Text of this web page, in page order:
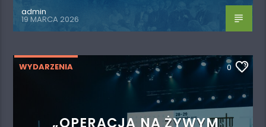
admin
19 MARCA 2026
WYDARZENIA 0
„OPERACJA NA ŻYWYM